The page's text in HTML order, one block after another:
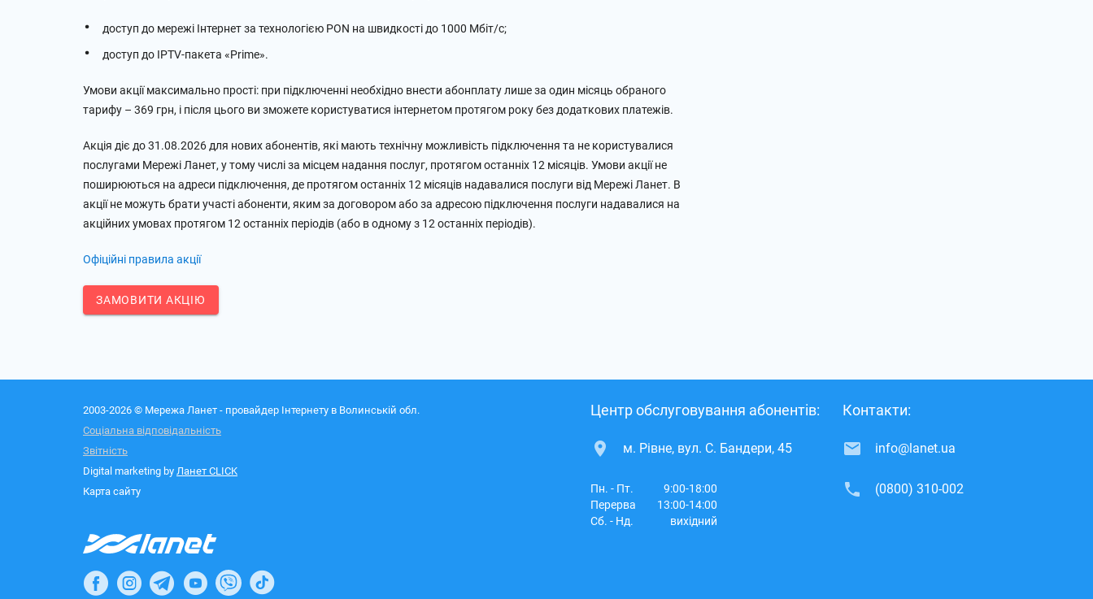
доступ до мережі Інтернет за технологією PON на швидкості до 1000 Мбіт/с;
доступ до IPTV-пакета «Prime».
Умови акції максимально прості: при підключенні необхідно внести абонплату лише за один місяць обраного
тарифу – 369 грн, і після цього ви зможете користуватися інтернетом протягом року без додаткових платежів.
Акція діє до 31.08.2026 для нових абонентів, які мають технічну можливість підключення та не користувалися
послугами Мережі Ланет, у тому числі за місцем надання послуг, протягом останніх 12 місяців. Умови акції не
поширюються на адреси підключення, де протягом останніх 12 місяців надавалися послуги від Мережі Ланет. В
акції не можуть брати участі абоненти, яким за договором або за адресою підключення послуги надавалися на
акційних умовах протягом 12 останніх періодів (або в одному з 12 останніх періодів).
Офіційні правила акції
ЗАМОВИТИ АКЦІЮ
2003-2026 © Мережа Ланет - провайдер Інтернету в Волинській обл.
Соціальна відповідальність
Звітність
Digital marketing by Ланет CLICK
Карта сайту
Центр обслуговування абонентів:
м. Рівне, вул. С. Бандери, 45
Пн. - Пт.
9:00-18:00
Перерва
13:00-14:00
Сб. - Нд.
вихідний
Контакти:
info@lanet.ua
(0800) 310-002